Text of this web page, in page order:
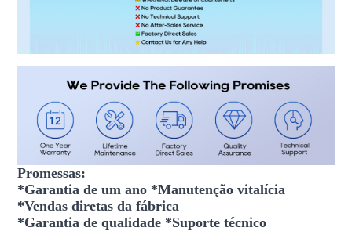
Promessas:
*Garantia de um ano *Manutenção vitalícia
*Vendas diretas da fábrica
*Garantia de qualidade *Suporte técnico